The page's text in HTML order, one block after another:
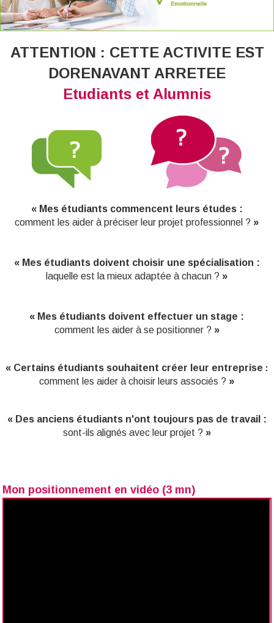
ATTENTION : CETTE ACTIVITE EST
DORENAVANT ARRETEE
Etudiants et Alumnis
« Mes étudiants commencent leurs études :
comment les aider à préciser leur projet professionnel ? »
« Mes étudiants doivent choisir une spécialisation :
laquelle est la mieux adaptée à chacun ? »
« Mes étudiants doivent effectuer un stage :
comment les aider à se positionner ? »
« Certains étudiants souhaitent créer leur entreprise :
comment les aider à choisir leurs associés ? »
« Des anciens étudiants n'ont toujours pas de travail :
sont-ils alignés avec leur projet ? »
Mon positionnement en vidéo (3 mn)